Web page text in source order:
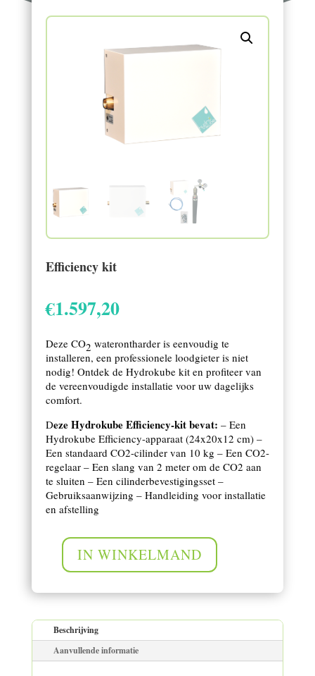
Efficiency kit
€1.597,20
Deze CO2 waterontharder is eenvoudig te
installeren, een professionele loodgieter is niet
nodig! Ontdek de Hydrokube kit en profiteer van
de vereenvoudigde installatie voor uw dagelijks
comfort.
Deze Hydrokube Efficiency-kit bevat: – Een
Hydrokube Efficiency-apparaat (24x20x12 cm) –
Een standaard CO2-cilinder van 10 kg – Een CO2-
regelaar – Een slang van 2 meter om de CO2 aan
te sluiten – Een cilinderbevestigingsset –
Gebruiksaanwijzing – Handleiding voor installatie
en afstelling
IN WINKELMAND
Beschrijving
Aanvullende informatie